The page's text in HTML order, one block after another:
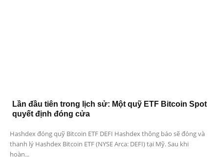
Lần đầu tiên trong lịch sử: Một quỹ ETF Bitcoin Spot
quyết định đóng cửa
Hashdex đóng quỹ Bitcoin ETF DEFI Hashdex thông báo sẽ đóng và
thanh lý Hashdex Bitcoin ETF (NYSE Arca: DEFI) tại Mỹ. Sau khi
hoàn...